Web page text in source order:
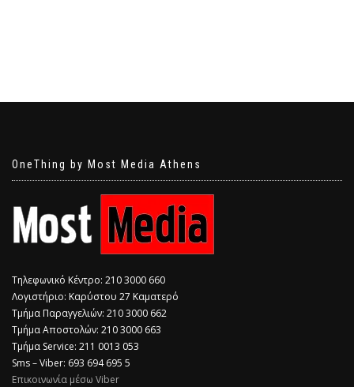
OneThing by Most Media Athens
Τηλεφωνικό Κέντρο: 210 3000 660
Λογιστήριο: Καρύστου 27 Καματερό
Τμήμα Παραγγελιών: 210 3000 662
Τμήμα Αποστολών: 210 3000 663
Τμήμα Service: 211 0013 053
Sms – Viber: 693 694 695 5
Επικοινωνία μέσω Viber